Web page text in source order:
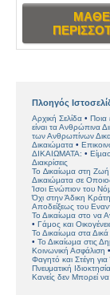
Πλοηγός
Αρχική Σελίδα Ποια
είναι τα Ανθρώπινα
των Ανθρωπίνων
Δικαιώματα
ΔΙΚΑΙΩΜΑΤΑ:
Διακρίσεις
Το ∆ικαίωµα στη Ζωή
Δικαιώµατα σε
Ίσοι Ενώπιον του
Όχι στην Άδικη
Αποδείξεως του
Το Δικαίωµα στο να
Γάμος και
Το Δικαίωµα στα
Το Δικαίωµα στις
Κοινωνική Ασφάλιση
Φαγητό και Στέγη
Πνευματική Ιδιοκτησία
Κανείς δεν Μπορεί